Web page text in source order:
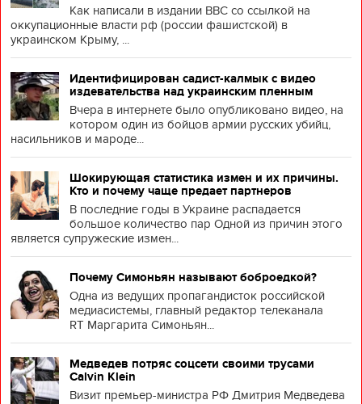
Как написали в издании BBC со ссылкой на
оккупационные власти рф (россии фашистской) в
украинском Крыму, ...
Идентифицирован садист-калмык с видео
издевательства над украинским пленным
Вчера в интернете было опубликовано видео, на
котором один из бойцов армии русских убийц,
насильников и мароде...
Шокирующая статистика измен и их причины.
Кто и почему чаще предает партнеров
В последние годы в Украине распадается
большое количество пар Одной из причин этого
является супружеские измен...
Почему Симоньян называют боброедкой?
Одна из ведущих пропагандисток российской
медиасистемы, главный редактор телеканала
RT Маргарита Симоньян...
Медведев потряс соцсети своими трусами
Calvin Klein
Визит премьер-министра РФ Дмитрия Медведева